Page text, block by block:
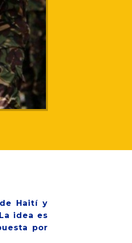
Haití y
idea es
por